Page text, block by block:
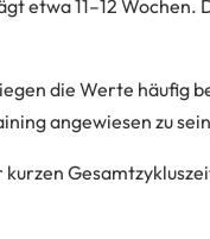
etwa 11–12
die Werte häufig
angewiesen zu